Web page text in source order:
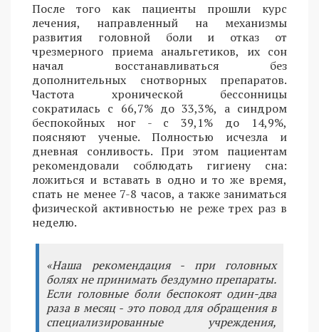
После того как пациенты прошли курс
лечения, направленный на механизмы
развития головной боли и отказ от
чрезмерного приема анальгетиков, их сон
начал восстанавливаться без
дополнительных снотворных препаратов.
Частота хронической бессонницы
сократилась с 66,7% до 33,3%, а синдром
беспокойных ног - с 39,1% до 14,9%,
поясняют ученые. Полностью исчезла и
дневная сонливость. При этом пациентам
рекомендовали соблюдать гигиену сна:
ложиться и вставать в одно и то же время,
спать не менее 7-8 часов, а также заниматься
физической активностью не реже трех раз в
неделю.
«Наша рекомендация - при головных
болях не принимать бездумно препараты.
Если головные боли беспокоят один-два
раза в месяц - это повод для обращения в
специализированные учреждения,